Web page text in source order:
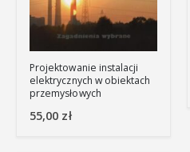
Projektowanie instalacji
elektrycznych w obiektach
przemysłowych
55,00 zł